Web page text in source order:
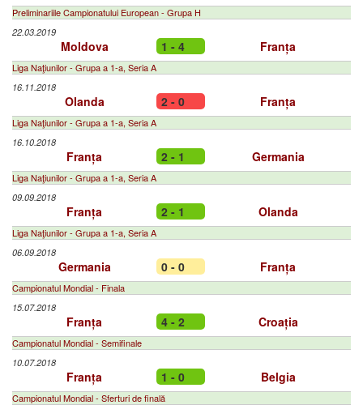
Preliminariile Campionatului European - Grupa H
22.03.2019
Moldova 1 - 4 Franța
Liga Naţiunilor - Grupa a 1-a, Seria A
16.11.2018
Olanda 2 - 0 Franța
Liga Naţiunilor - Grupa a 1-a, Seria A
16.10.2018
Franța 2 - 1 Germania
Liga Naţiunilor - Grupa a 1-a, Seria A
09.09.2018
Franța 2 - 1 Olanda
Liga Naţiunilor - Grupa a 1-a, Seria A
06.09.2018
Germania 0 - 0 Franța
Campionatul Mondial - Finala
15.07.2018
Franța 4 - 2 Croația
Campionatul Mondial - Semifinale
10.07.2018
Franța 1 - 0 Belgia
Campionatul Mondial - Sferturi de finală